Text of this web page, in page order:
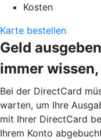
Kosten
Karte bestellen
Geld
immer
Bei der DirectCard
warten, um Ihre
mit Ihrer DirectCard
Ihrem Konto